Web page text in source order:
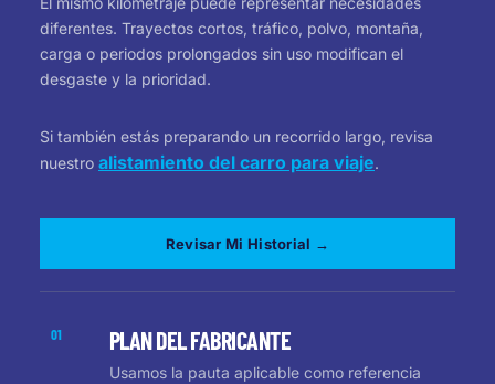
diferentes. Trayectos cortos, tráfico, polvo, montaña,
carga o periodos prolongados sin uso modifican el
desgaste y la prioridad.
Si también estás preparando un recorrido largo, revisa
nuestro alistamiento del carro para viaje.
Revisar Mi Historial →
01 PLAN DEL FABRICANTE
Usamos la pauta aplicable como referencia